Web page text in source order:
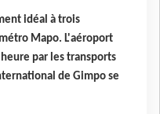
idéal à trois
Mapo. L'aéroport
par les transports
de Gimpo se